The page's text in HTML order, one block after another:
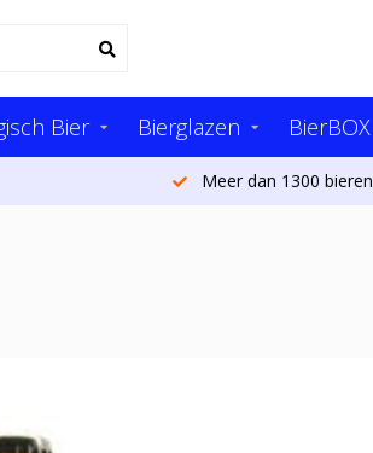
Bier Bierglazen BierBOX
Meer dan 1300 bieren